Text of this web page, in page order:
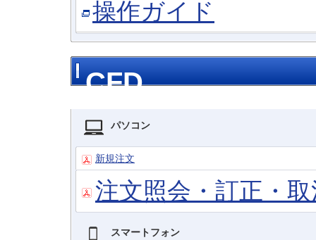
操作ガイド
CFD
パソコン
新規注文
注文照会・訂正・
スマートフォン